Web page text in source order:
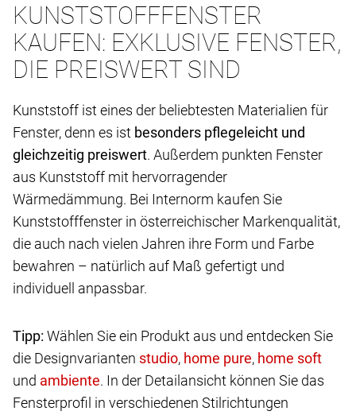
KUNSTSTOFFFENSTER
KAUFEN: EXKLUSIVE FENSTER,
DIE PREISWERT SIND
Kunststoff ist eines der beliebtesten Materialien für
Fenster, denn es ist besonders pflegeleicht und
gleichzeitig preiswert. Außerdem punkten Fenster
aus Kunststoff mit hervorragender
Wärmedämmung. Bei Internorm kaufen Sie
Kunststofffenster in österreichischer Markenqualität,
die auch nach vielen Jahren ihre Form und Farbe
bewahren – natürlich auf Maß gefertigt und
individuell anpassbar.
Tipp: Wählen Sie ein Produkt aus und entdecken Sie
die Designvarianten
,
,
und
. In der Detailansicht können Sie das
Fensterprofil in verschiedenen Stilrichtungen